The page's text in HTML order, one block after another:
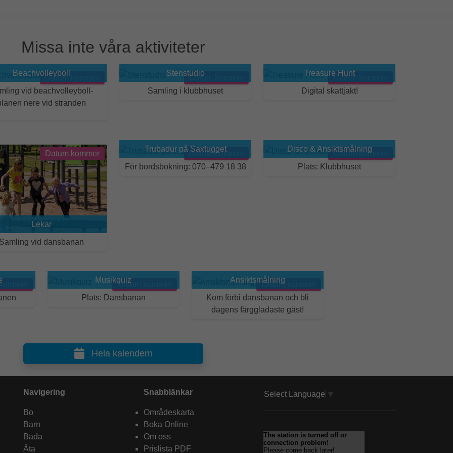
Missa inte våra aktiviteter
Datum kommer
Beachvolleyboll
vid beachvolleyboll-
nere vid stranden
Datum kommer
Stenstudio
Samling i klubbhuset
Datum kommer
Treasure Hunt
Digital skattjakt!
Datum kommer
Lekar
vid dansbanan
Datum kommer
Trubadur på Saxtugget
För bordsbokning: 070–479 18 38
Datum kommer
Disco & Ansiktsmålning
Plats: Klubbhuset
Datum kommer
Musikquiz
Plats: Dansbanan
Datum kommer
Ansiktsmålning
Kom förbi dansbanan och bli
dagens färggladaste gäst!
Hela kalendern
Navigering
Bo
Barn
Bada
Äta
Snabblänkar
Områdeskarta
Boka Online
Om oss
Prislista PDF
Select Language ▼